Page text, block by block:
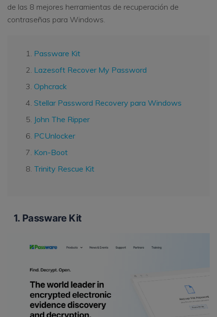
de las 8 mejores herramientas de recuperación de
contraseñas para Windows.
Passware Kit
Lazesoft Recover My Password
Ophcrack
Stellar Password Recovery para Windows
John The Ripper
PCUnlocker
Kon-Boot
Trinity Rescue Kit
1. Passware Kit